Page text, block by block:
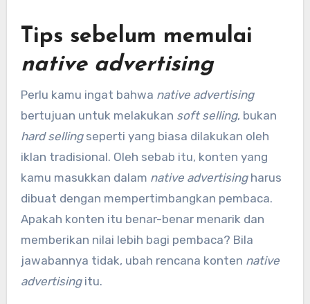
Tips sebelum memulai
native advertising
Perlu kamu ingat bahwa native advertising
bertujuan untuk melakukan soft selling, bukan
hard sellingseperti yang biasa dilakukan oleh
iklan tradisional. Oleh sebab itu, konten yang
kamu masukkan dalam native advertisingharus
dibuat dengan mempertimbangkan pembaca.
Apakah konten itu benar-benar menarik dan
memberikan nilai lebih bagi pembaca? Bila
jawabannya tidak, ubah rencana konten native
advertisingitu.